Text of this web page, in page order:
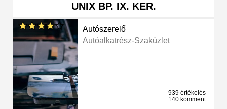
UNIX BP. IX. KER.
Autószerelő
Autóalkatrész-Szaküzlet
939 értékelés
140 komment